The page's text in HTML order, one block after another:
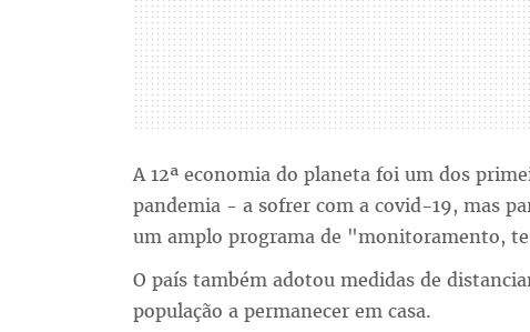
A 12ª economia do planeta foi um dos
pandemia - a sofrer com a covid-19, mas
um amplo programa de "monitoramento,
O país também adotou medidas de
população a permanecer em casa.